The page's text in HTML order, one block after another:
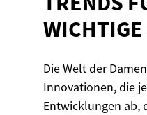
WICHTIGE
Die Welt der
Innovationen, die
Entwicklungen ab,